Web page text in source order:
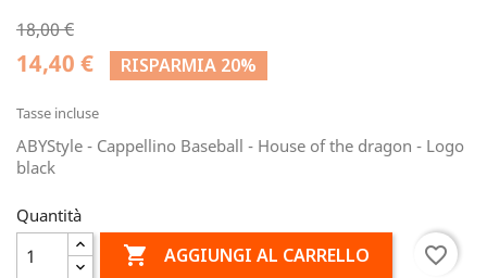
18,00 €
14,40 € RISPARMIA 20%
Tasse incluse
ABYStyle - Cappellino Baseball - House of the dragon - Logo
black
Quantità
 AGGIUNGI AL CARRELLO favorite_border